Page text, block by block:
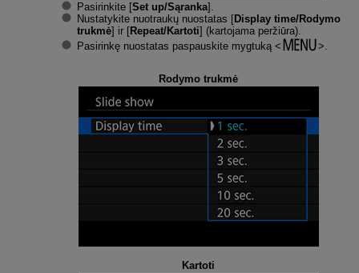
Pasirinkite [Set up/Sąranka].
Nustatykite nuotraukų nuostatas [Display time/Rodymo
trukmė] ir [Repeat/Kartoti] (kartojama peržiūra).
Pasirinkę nuostatas paspauskite mygtuką
.
Rodymo trukmė
Kartoti